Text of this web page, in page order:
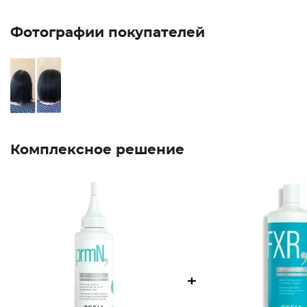
Фотографии покупателей
Комплексное решение
+